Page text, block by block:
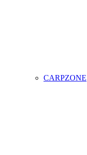
CARPZONE